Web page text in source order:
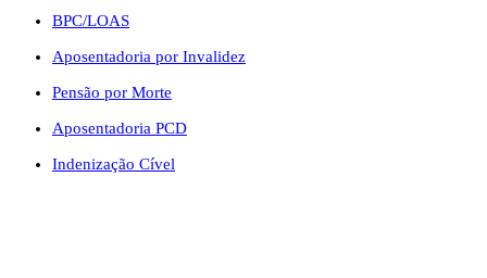
BPC/LOAS
Aposentadoria por Invalidez
Pensão por Morte
Aposentadoria PCD
Indenização Cível